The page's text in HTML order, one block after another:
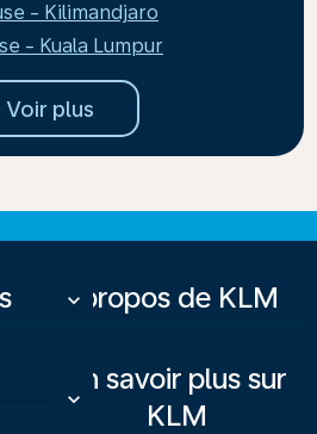
- Kilimandjaro
- Kuala Lumpur
Voir plus
À propos de KLM
keyboard_arrow_down
En savoir plus sur
KLM
keyboard_arrow_down